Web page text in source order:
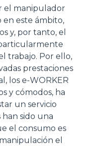
el manipulador
en este ámbito,
y, por tanto, el
trabajo. Por ello,
prestaciones
los e-WORKER
y cómodos, ha
un servicio
sido una
el consumo es
el